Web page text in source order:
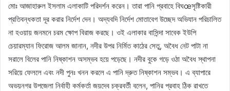
মোঃ আজাহারুল ইসলাম এলাকাটি পরিদর্শন করেন। তারা পানি প্রবাহে বিঘœসৃষ্টিকারী
প্রতিবন্ধকতা দূর করার নির্দেশ দেন। অদ্যবদি নির্দেশ মোতাবেগ উচ্ছেদ অভিযান পরিচালিত
না হওয়ায় জনমনে চরম ক্ষোপ বিরাজ করছে। ওই এলাকার বাসিন্দা সাবেক ইউপি
চেয়ারম্যান ফিরোজ আলম জানান, নদীর উপর নির্মিত কাঠের সেতু, অবৈধ নেট পাটা না
সরালে বিলের পানি নিষ্কাশন অসম্ভব হয়ে পড়েছে। নদীর বুকে গড়ে ওঠা অবৈধ স্থাপনা
সরিয়ে ফেললে এবং নদী পুনঃ খনন করলে এ পানি দ্রুত নিষ্কাশন সম্ভব। এ ব্যাপারে
অভয়নগর উপজেলা নির্বাহী কর্মকর্তা জয়দেব চক্রবর্তী বলেন, পানির প্রবাহ ঠিক রাখতে